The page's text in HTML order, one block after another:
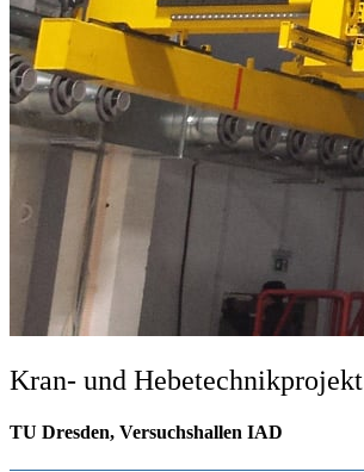
Kran- und Hebetechnikprojekt
TU Dresden, Versuchshallen IAD